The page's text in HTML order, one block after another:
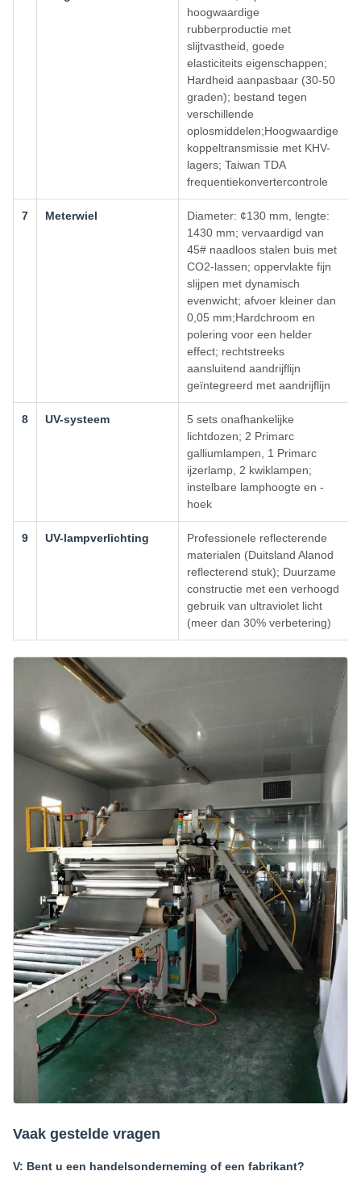
hoogwaardige
rubberproductie met
slijtvastheid, goede
elasticiteits eigenschappen;
Hardheid aanpasbaar (30-50
graden); bestand tegen
verschillende
oplosmiddelen;Hoogwaardige
koppeltransmissie met KHV-
lagers; Taiwan TDA
frequentiekonvertercontrole
7 Meterwiel
Diameter: ¢130 mm, lengte:
1430 mm; vervaardigd van
45# naadloos stalen buis met
CO2-lassen; oppervlakte fijn
slijpen met dynamisch
evenwicht; afvoer kleiner dan
0,05 mm;Hardchroom en
polering voor een helder
effect; rechtstreeks
aansluitend aandrijflijn
geïntegreerd met aandrijflijn
8 UV-systeem
5 sets onafhankelijke
lichtdozen; 2 Primarc
galliumlampen, 1 Primarc
ijzerlamp, 2 kwiklampen;
instelbare lamphoogte en -
hoek
9 UV-lampverlichting
Professionele reflecterende
materialen (Duitsland Alanod
reflecterend stuk); Duurzame
constructie met een verhoogd
gebruik van ultraviolet licht
(meer dan 30% verbetering)
Vaak gestelde vragen
V: Bent u een handelsonderneming of een fabrikant?